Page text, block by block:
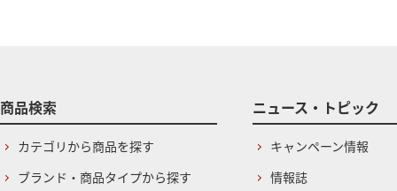
商品検索
カテゴリから商品を探す
ブランド・商品タイプから探す
ニュース・トピック
キャンペーン情報
情報誌